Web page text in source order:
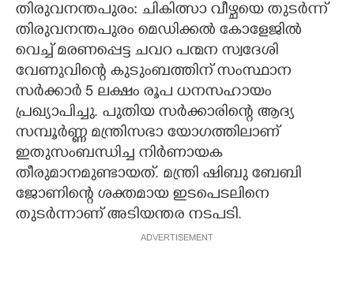
CARTOONS
LITERATURE
ZOOM
CONTACT US
തിരുവനന്തപുരം: ചികിത്സാ വീഴ്ചയെ തുടര്‍ന്ന്
തിരുവനന്തപുരം മെഡിക്കല്‍ കോളേജില്‍
വെച്ച് മരണപ്പെട്ട ചവറ പന്മന സ്വദേശി
വേണുവിന്റെ കുടുംബത്തിന് സംസ്ഥാന
സര്‍ക്കാര്‍ 5 ലക്ഷം രൂപ ധനസഹായം
പ്രഖ്യാപിച്ചു. പുതിയ സര്‍ക്കാരിന്റെ ആദ്യ
സമ്പൂര്‍ണ്ണ മന്ത്രിസഭാ യോഗത്തിലാണ്
ഇതുസംബന്ധിച്ച നിര്‍ണായക
തീരുമാനമുണ്ടായത്. മന്ത്രി ഷിബു ബേബി
ജോണിന്റെ ശക്തമായ ഇടപെടലിനെ
തുടര്‍ന്നാണ് അടിയന്തര നടപടി.
ADVERTISEMENT